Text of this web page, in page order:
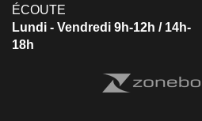
ÉCOUTE
Lundi - Vendredi 9h-12h / 14h-
18h